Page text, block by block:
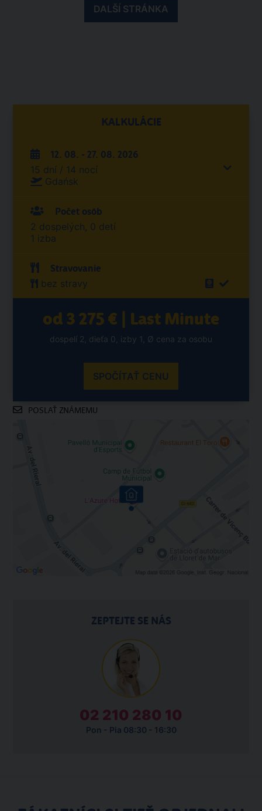
DALŠÍ STRÁNKA
KALKULÁCIE
12. 08. - 27. 08. 2026
15 dní / 14 nocí
Gdańsk
Počet osôb
2 dospelých, 0 detí
1 izba
Stravovanie
bez stravy
od 3 275 € | Last Minute
dospelí 2, dieťa 0, izby 1, Ø cena za osobu
SPOČÍTAŤ CENU
POSLAŤ ZNÁMEMU
ZEPTEJTE SE NÁS
02 210 280 10
Pon - Pia 08:30 - 16:30